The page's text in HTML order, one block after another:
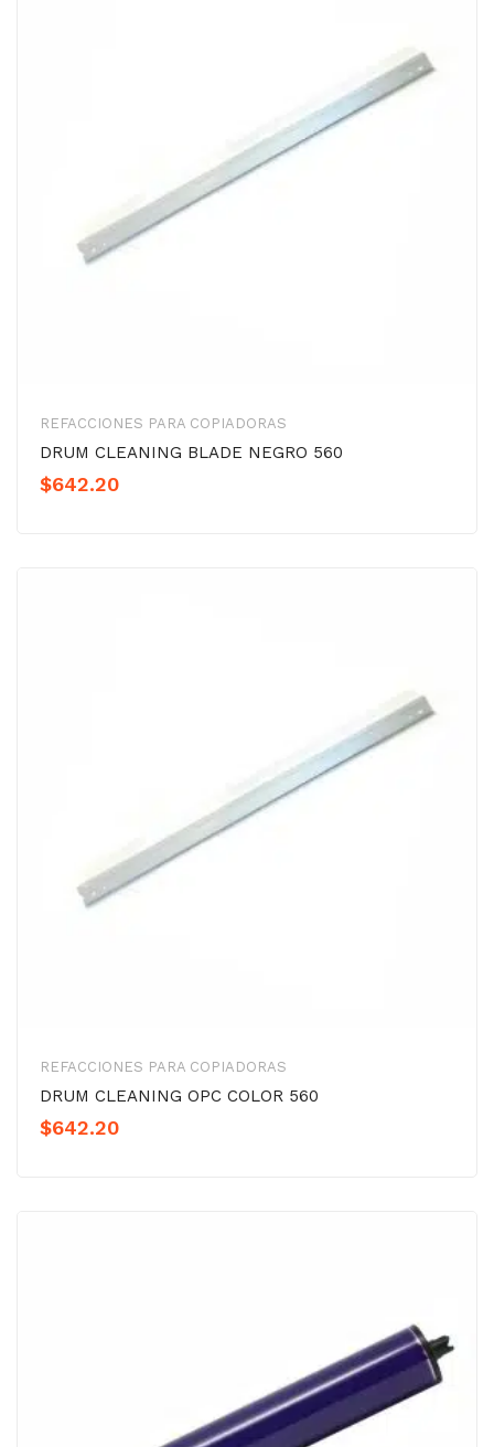
REFACCIONES PARA COPIADORAS
DRUM CLEANING BLADE NEGRO 560
$642.20
REFACCIONES PARA COPIADORAS
DRUM CLEANING OPC COLOR 560
$642.20